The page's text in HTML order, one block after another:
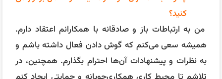
تکنیک‌های مدیریت زمان مانند اولویت‌بندی وظایف، تنظیم
برنامه‌های کاری و استفاده از ابزارهای دیجیتال برای ردیابی
پیشرفت استفاده می‌کنم. همچنین، برای جلوگیری از
استرس، ورزش منظم و تکنیک‌های آرام‌سازی را در برنامه
روزانه خود گنجانده‌ام.